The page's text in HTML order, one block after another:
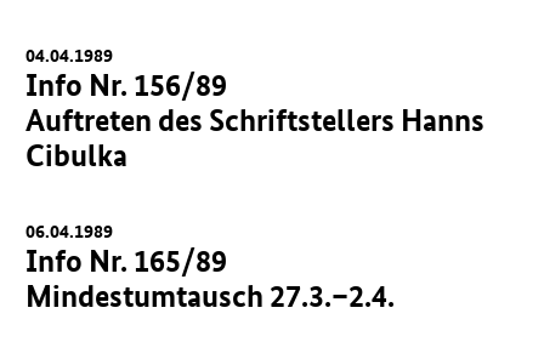
04.04.1989
Info Nr. 156/89
Auftreten des Schriftstellers Hanns
Cibulka
06.04.1989
Info Nr. 165/89
Mindestumtausch 27.3.–2.4.